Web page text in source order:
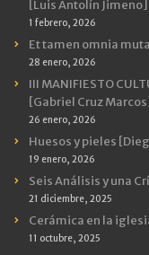
[Luis Antolín Jimeno]
1 febrero, 2026
Et tamen omnia
28 enero, 2026
III MANIFIESTO
[Gabriel Cruz
26 enero, 2026
Huesos y pieles
19 enero, 2026
Seis Análisis y una
21 diciembre, 2025
Cerámica en la
11 octubre, 2025